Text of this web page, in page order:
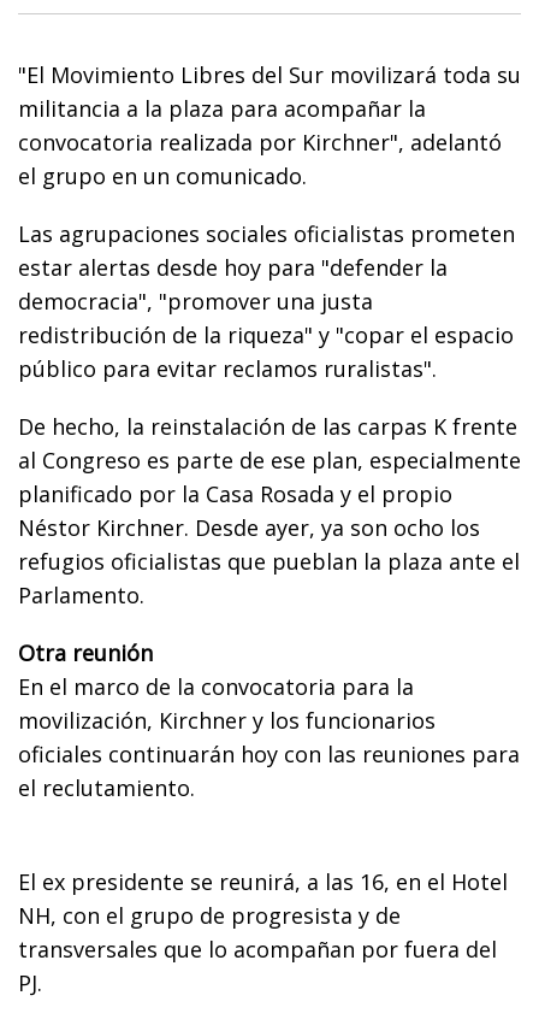
"El Movimiento Libres del Sur movilizará toda su
militancia a la plaza para acompañar la
convocatoria realizada por Kirchner", adelantó
el grupo en un comunicado.
Las agrupaciones sociales oficialistas prometen
estar alertas desde hoy para "defender la
democracia", "promover una justa
redistribución de la riqueza" y "copar el espacio
público para evitar reclamos ruralistas".
De hecho, la reinstalación de las carpas K frente
al Congreso es parte de ese plan, especialmente
planificado por la Casa Rosada y el propio
Néstor Kirchner. Desde ayer, ya son ocho los
refugios oficialistas que pueblan la plaza ante el
Parlamento.
Otra reunión
En el marco de la convocatoria para la
movilización, Kirchner y los funcionarios
oficiales continuarán hoy con las reuniones para
el reclutamiento.
El ex presidente se reunirá, a las 16, en el Hotel
NH, con el grupo de progresista y de
transversales que lo acompañan por fuera del
PJ.